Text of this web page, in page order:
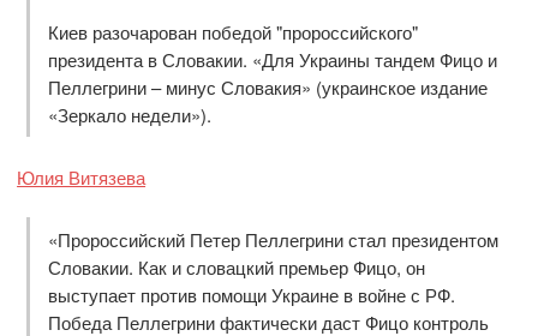
Киев разочарован победой "пророссийского"
президента в Словакии. «Для Украины тандем Фицо и
Пеллегрини – минус Словакия» (украинское издание
«Зеркало недели»).
Юлия Витязева
«Пророссийский Петер Пеллегрини стал президентом
Словакии. Как и словацкий премьер Фицо, он
выступает против помощи Украине в войне с РФ.
Победа Пеллегрини фактически даст Фицо контроль